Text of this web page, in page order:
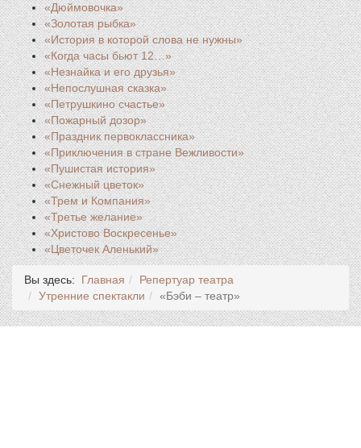
«Дюймовочка»
«Золотая рыбка»
«История в которой слова не нужны»
«Когда часы бьют 12…»
«Незнайка и его друзья»
«Непослушная сказка»
«Петрушкино счастье»
«Пожарный дозор»
«Праздник первоклассника»
«Приключения в стране Вежливости»
«Пушистая история»
«Снежный цветок»
«Трем и Компания»
«Третье желание»
«Христово Воскресенье»
«Цветочек Аленький»
Вы здесь: Главная
Репертуар театра
Утренние спектакли
«Бэби – театр»